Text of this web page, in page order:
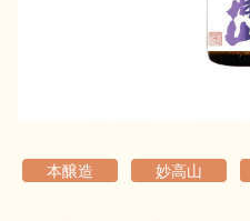
本醸造 妙高山